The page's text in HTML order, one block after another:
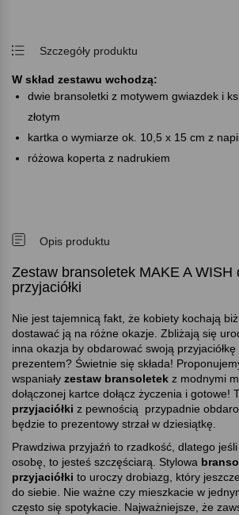
Szczegóły produktu
W skład zestawu wchodzą:
dwie bransoletki z motywem gwiazdek i
złotym
kartka o wymiarze ok. 10,5 x 15 cm z
różowa koperta z nadrukiem
Opis produktu
Zestaw bransoletek MAKE A WISH
przyjaciółki
Nie jest tajemnicą fakt, że kobiety kochają
dostawać ją na różne okazje. Zbliżają się
inna okazja by obdarować swoją
prezentem? Świetnie się składa!
wspaniały zestaw bransoletek z modnymi
dołączonej kartce dołącz życzenia i gotowe!
przyjaciółki z pewnością
przypadnie
będzie to prezentowy strzał w dziesiątkę.
Prawdziwa przyjaźń to rzadkość, dlatego
osobę, to jesteś szczęściarą. Stylowa
przyjaciółki to uroczy drobiazg, który
do siebie. Nie ważne czy mieszkacie w
często się spotykacie. Najważniejsze, że